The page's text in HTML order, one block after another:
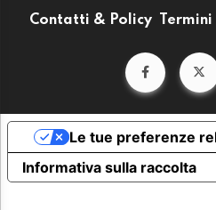
Contatti & Policy
Informativa sulla raccolta
Le tue preferenze